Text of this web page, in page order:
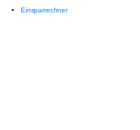
Einsparrechner